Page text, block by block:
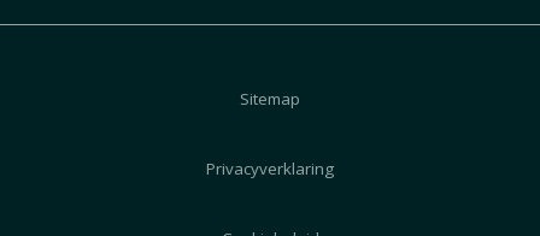
Sitemap
Privacyverklaring